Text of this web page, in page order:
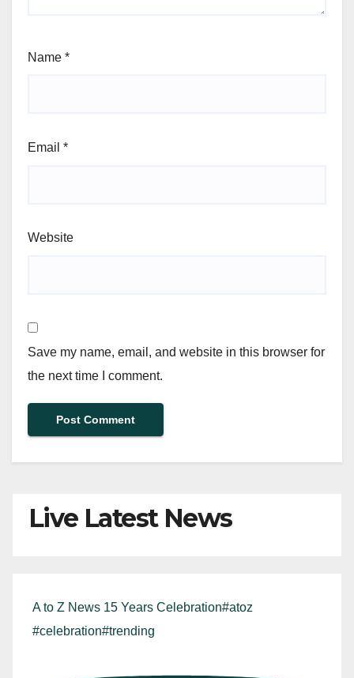
Name *
Email *
Website
Save my name, email, and website in this browser for
the next time I comment.
Live Latest News
A to Z News 15 Years Celebration#atoz
#celebration#trending